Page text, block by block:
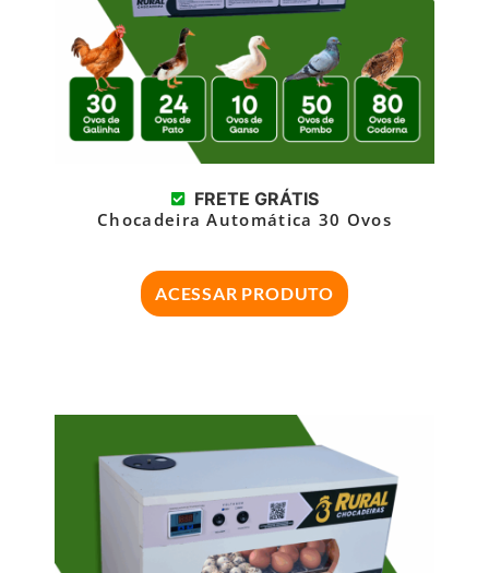
FRETE GRÁTIS
Chocadeira Automática 30 Ovos
ACESSAR PRODUTO